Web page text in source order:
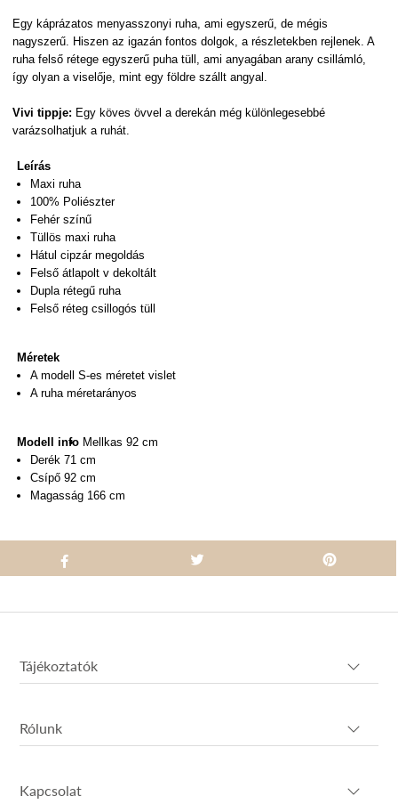
Egy káprázatos menyasszonyi ruha ami egyszerű , de mégis
nagyszerű. Hiszen az igazán fontos dolgok a részletekben rejlenek. A
ruha felső rétege egyszerű puha tüll, ami anyagában arany csillámló,
így olyanaviselője mint egy földre szállt angyal.
Vivi tippje: Egy köves övvel a derekán még különlegesebbé
varázsolhatjuk a ruhát
Leírás
Maxi ruha
100% Poliészter
Fehér színű
Tüllös maxi ruha
Hátul cipzár megoldás
Felső átlapolt v dekoltált
Dupla rétegű ruha
Felső réteg csillogós tüll
Méretek
A modell S-es méretet vislet
A ruha méretarányos
Modell info Mellkas 92 cm
Derék 71 cm
Csípő 92 cm
Magasság 166 cm
Tájékoztatók
Rólunk
Kapcsolat